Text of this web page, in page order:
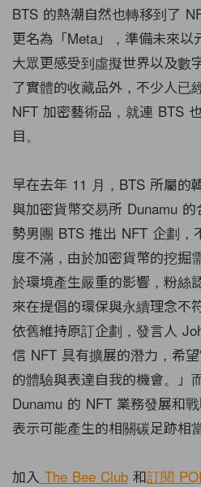
BTS 的熱潮自然也轉移到了
更名為「Meta」，準備未來以
大眾更感受到虛擬世界以及數
了實體的收藏品外，不少人已
NFT 加密藝術品，就連 BTS
目。
早在去年 11 月，BTS 所屬的
與加密貨幣交易所 Dunamu
勢男團 BTS 推出 NFT 企劃，
度不滿，由於加密貨幣的挖掘
於環境產生嚴重的影響，粉絲
來在提倡的環保與永續理念不
依舊維持原訂企劃，發言人
信 NFT 具有擴展的潛力，希
的體驗與表達自我的機會。」
Dunamu 的 NFT 業務發展和
表示可能產生的相關碳足跡相
加入 The Bee Club 和訂閱